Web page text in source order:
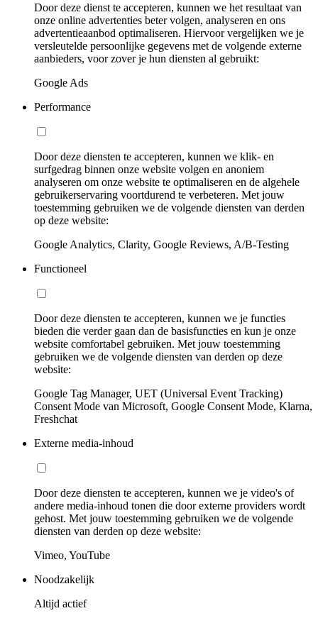
Door deze dienst te accepteren, kunnen we het resultaat van
onze online advertenties beter volgen, analyseren en ons
advertentieaanbod optimaliseren. Hiervoor vergelijken we je
versleutelde persoonlijke gegevens met de volgende externe
aanbieders, voor zover je hun diensten al gebruikt:
Google Ads
Performance
Door deze diensten te accepteren, kunnen we klik- en
surfgedrag binnen onze website volgen en anoniem
analyseren om onze website te optimaliseren en de algehele
gebruikerservaring voortdurend te verbeteren. Met jouw
toestemming gebruiken we de volgende diensten van derden
op deze website:
Google Analytics, Clarity, Google Reviews, A/B-Testing
Functioneel
Door deze diensten te accepteren, kunnen we je functies
bieden die verder gaan dan de basisfuncties en kun je onze
website comfortabel gebruiken. Met jouw toestemming
gebruiken we de volgende diensten van derden op deze
website:
Google Tag Manager, UET (Universal Event Tracking)
Consent Mode van Microsoft, Google Consent Mode, Klarna,
Freshchat
Externe media-inhoud
Door deze diensten te accepteren, kunnen we je video's of
andere media-inhoud tonen die door externe providers wordt
gehost. Met jouw toestemming gebruiken we de volgende
diensten van derden op deze website:
Vimeo, YouTube
Noodzakelijk
Altijd actief